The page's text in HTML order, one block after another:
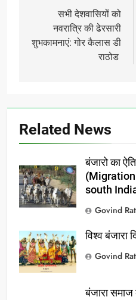
navigation
सभी देशवासियों को
नवरात्रि की ढेरसारी
शुभकामनाएं: गोर कैलास डी
राठोड
Related News
बंजारो का
south
Govind
विश्व बंजारा
Govind
बंजारा